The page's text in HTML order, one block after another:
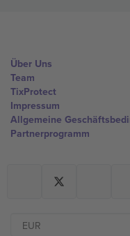
Über Uns
Team
TixProtect
Impressum
Allgemeine
Partnerprogramm